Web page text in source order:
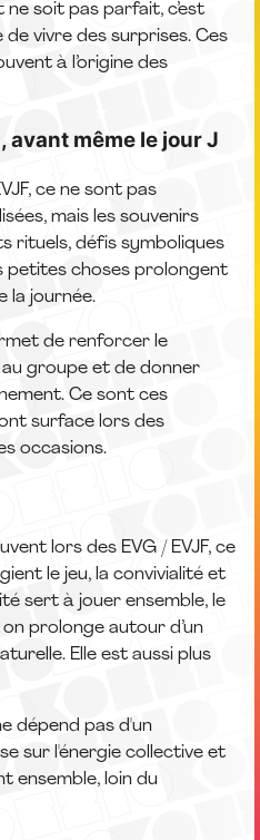
soit pas parfait, c’est
vivre des surprises. Ces
à l’origine des
avant même le jour J
ce ne sont pas
mais les souvenirs
rituels, défis symboliques
petites choses prolongent
la journée.
de renforcer le
groupe et de donner
Ce sont ces
surface lors des
occasions.
lors des EVG / EVJF, ce
le jeu, la convivialité et
sert à jouer ensemble, le
prolonge autour d’un
Elle est aussi plus
dépend pas d'un
sur l'énergie collective et
ensemble, loin du